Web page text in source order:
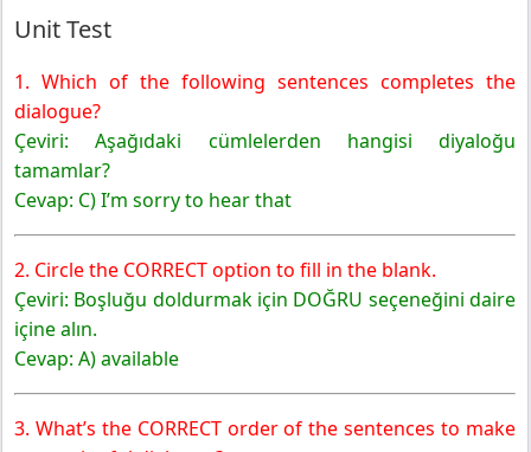
Unit Test
1. Which of the following sentences completes the
dialogue?
Çeviri: Aşağıdaki cümlelerden hangisi diyaloğu
tamamlar?
Cevap: C) I’m sorry to hear that
2. Circle the CORRECT option to fill in the blank.
Çeviri: Boşluğu doldurmak için DOĞRU seçeneğini daire
içine alın.
Cevap: A) available
3. What’s the CORRECT order of the sentences to make